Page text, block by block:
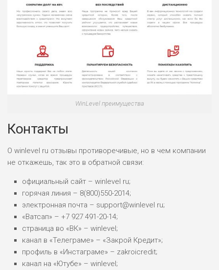
WinLevel преимущества
Контакты
О winlevel ru отзывы противоречивые, но в чем компании
не откажешь, так это в обратной связи:
официальный сайт – winlevel ru;
горячая линия – 8(800)550-2014;
электронная почта – support@winlevel ru;
«Ватсап» – +7 927 491-20-14;
страница во «ВК» – winlevel;
канал в «Телеграме» – «Закрой Кредит»;
профиль в «Инстаграме» – zakroicredit;
канал на «Ютубе» – winlevel;